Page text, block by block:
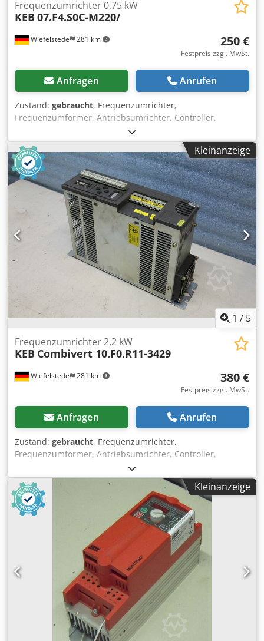
Wiefelstede 281 km
Frequenzumrichter 0,75 kW
KEB 07.F4.S0C-M220/
250 €
Festpreis zzgl. MwSt.
Anfragen Anrufen
Zustand: gebraucht, Frequenzumrichter,
Frequenzumformer, Antriebsumrichter, Controller,
Variable Speed Drive Dsdpfx Akocaq Dhereck -Leistung:
0,75 kW -Eingang: 1 x 200-240 V - 50/60 Hz -Ausgang: 1,6
KVA -Ausgang: Hertz 0-409 Hz max. -Anzahl: 1x Umformer
vorhanden -Preis: pro Stück -Gewicht: 1,4 kg
Kleinanzeige
1 / 5
Wiefelstede 281 km
Frequenzumrichter 2,2 kW
KEB Combivert 10.F0.R11-3429
380 €
Festpreis zzgl. MwSt.
Anfragen Anrufen
Zustand: gebraucht, Frequenzumrichter,
Frequenzumformer, Antriebsumrichter, Controller,
Variable Speed Drive -Leistung: 2,2 kW -Eingang: 380-480 V
50/60 Hz Dodjdnllwopfx Akrock -Ausgang: 4 kVA 5.8 A -
Anzahl: 2x vorhanden -Preis: pro Stück -Abmessungen:
340/85/H230 mm -Gewicht: 4 kg
Kleinanzeige